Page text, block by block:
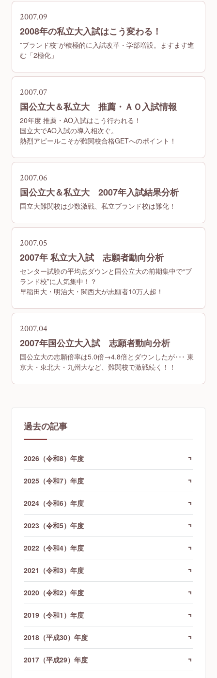
2007.09
2008年の私立大入試はこう変わる！
”ブランド校”が積極的に入試改革・学部増設。ますます進
む「2極化」
2007.07
国公立大＆私立大 推薦・ＡＯ入試情報
20年度 推薦・AO入試はこう行われる！
国立大でAO入試の導入相次ぐ。
熱烈アピールこそが難関校合格GETへのポイント！
2007.06
国公立大＆私立大 2007年入試結果分析
国立大難関校は少数激戦、私立ブランド校は難化！
2007.05
2007年 私立大入試 志願者動向分析
センター試験の平均点ダウンと国公立大の前期集中で“ブ
ランド校”に人気集中！？
早稲田大・明治大・関西大が志願者10万人超！
2007.04
2007年国公立大入試 志願者動向分析
国公立大の志願倍率は5.0倍→4.8倍とダウンしたが･･･ 東
京大・東北大・九州大など、難関校で激戦続く！！
過去の記事
2026（令和8）年度
2025（令和7）年度
2024（令和6）年度
2023（令和5）年度
2022（令和4）年度
2021（令和3）年度
2020（令和2）年度
2019（令和1）年度
2018（平成30）年度
2017（平成29）年度